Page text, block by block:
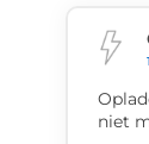
niet